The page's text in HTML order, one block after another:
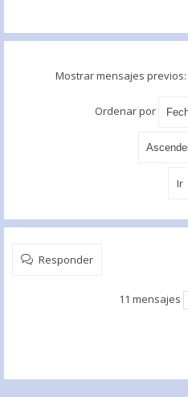
Mostrar mensajes previos:
Ordenar por
Responder
11 mensajes